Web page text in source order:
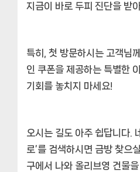
지금이 바로 두피 진단을 받
특히, 첫 방문하시는 고객님
인 쿠폰을 제공하는 특별한
기회를 놓치지 마세요!
오시는 길도 아주 쉽답니다.
로’를 검색하시면 금방 찾으
구에서 나와 올리브영 건물